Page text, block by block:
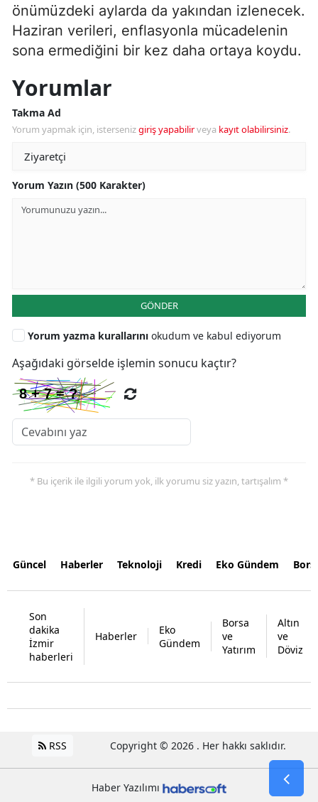
önümüzdeki aylarda da yakından izlenecek.
Haziran verileri, enflasyonla mücadelenin
sona ermediğini bir kez daha ortaya koydu.
Yorumlar
Takma Ad
Yorum yapmak için, istersenizgiriş yapabilirveya kayıt olabilirsiniz.
Yorum Yazın (500 Karakter)
GÖNDER
Yorum yazma kurallarını okudum ve kabul ediyorum
Aşağıdaki görselde işlemin sonucu kaçtır?
* Bu içerik ile ilgili yorum yok, ilk yorumu siz yazın, tartışalım *
Güncel Haberler Teknoloji Kredi Eko Gündem
Son
dakika
İzmir
haberleri
Haberler
Eko
Gündem
Borsa
ve
Yatırım
Altın
ve
Döviz
RSS Copyright © 2026 . Her hakkı saklıdır.
Haber Yazılımı